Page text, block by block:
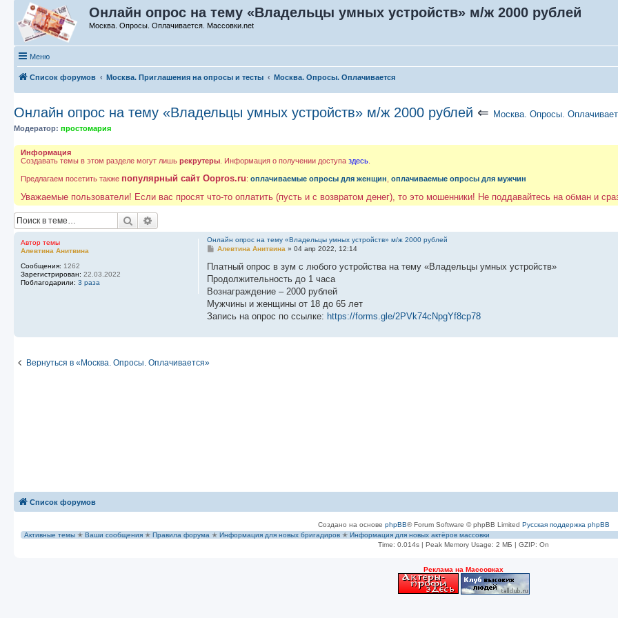
Онлайн опрос на тему «Владельцы умных устройств» м/ж 2000 рублей
Москва. Опросы. Оплачивается. Массовки.net
Меню
Список форумов Москва. Приглашения на опросы и тесты Москва. Опросы. Оплачивается
Онлайн опрос на тему «Владельцы умных устройств» м/ж 2000 рублей ⇐ Москва. Опросы.
Модератор: простомария
Информация
Создавать темы в этом разделе могут лишь рекрутеры . Информация о получении доступа здесь
Предлагаем посетить также популярный сайт Oopros.ru: оплачиваемые опросы для женщин оплачиваемые опросы для мужчин
Уважаемые пользователи! Если вас просят что-то оплатить (пусть и с возвратом денег), то это мошенники! Не поддавайтесь на обман и
Поиск
Автор темы
Алевтина Анитвина
Сообщения: 1262
Зарегистрирован: 22.03.2022
Поблагодарили: 3 раза
Онлайн опрос на тему «Владельцы умных устройств» м/ж 2000 рублей
С
о
щ
е
и
е
Алевтина Анитвина »04 апр 2022, 12:14
Платный опрос в зум с любого устройства на тему «Владельцы умных устройств»
Продолжительность до 1 часа
Вознаграждение – 2000 рублей
Мужчины и женщины от 18 до 65 лет
Запись на опрос по ссылке: https://forms.gle/2PVk74cNpgYf8cp78
Вернуться в «Москва. Опросы. Оплачивается»
Список форумов
Создано на основе phpBB® Forum Software © phpBB Limited Русская поддержка phpBB
Активные темы ✭ Ваши сообщения ✭ Правила форума ✭ Информация для новых бригадиров ✭ Информация для новых актёров массовки
Time: 0.014s | Peak Memory Usage: 2 МБ | GZIP: On
Рeклама на Массовках